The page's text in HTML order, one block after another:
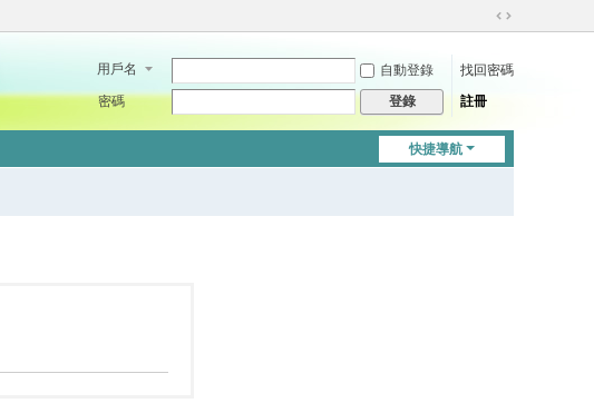
切
到
用戶名 自動登錄
找回密碼
密碼
登錄 註冊
快捷導航